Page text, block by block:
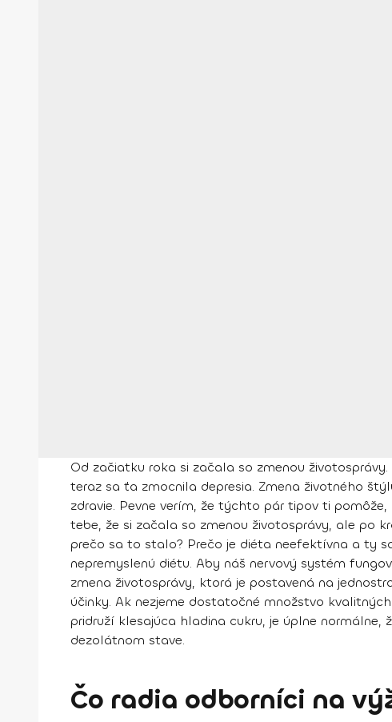
Od začiatku roka si začala so zmenou
teraz sa ťa zmocnila depresia. Zmena životného
zdravie. Pevne verím, že týchto pár tipov ti
tebe, že si začala so zmenou životosprávy, ale po
prečo sa to stalo? Prečo je diéta neefektívna a ty
nepremyslenú diétu. Aby náš nervový systém
zmena životosprávy, ktorá je postavená na
účinky. Ak nezjeme dostatočné množstvo
pridruží klesajúca hladina cukru, je úplne normálne,
dezolátnom stave.
Čo radia odborníci na